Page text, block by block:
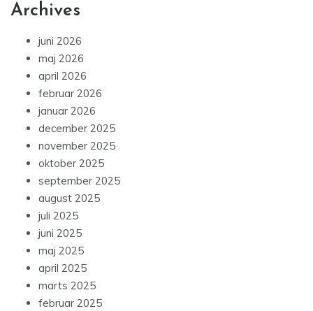
Archives
juni 2026
maj 2026
april 2026
februar 2026
januar 2026
december 2025
november 2025
oktober 2025
september 2025
august 2025
juli 2025
juni 2025
maj 2025
april 2025
marts 2025
februar 2025